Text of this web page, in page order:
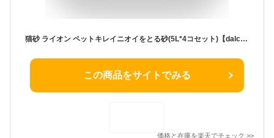
猫砂 ライオン ペットキレイニオイをとる砂(5L*4コセット)【dalc_catoilet】【ニオイをとる砂】
この商品をサイトでみる
価格と在庫を楽天でチェック >>